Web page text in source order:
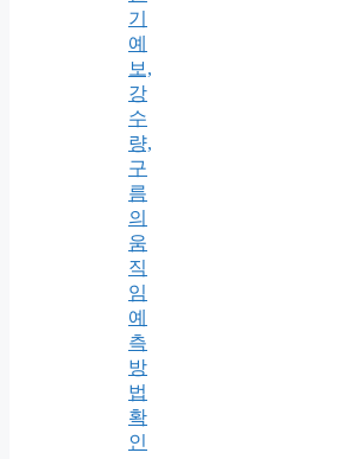
기
예
보,
강
수
량,
구
름
의
움
직
임
예
측
방
법
확
인